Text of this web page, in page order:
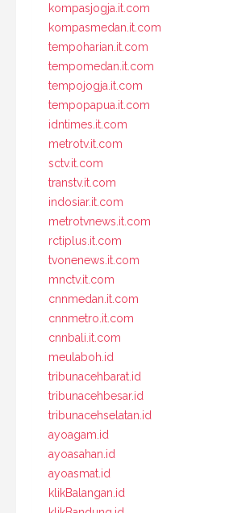
kompasjogja.it.com
kompasmedan.it.com
tempoharian.it.com
tempomedan.it.com
tempojogja.it.com
tempopapua.it.com
idntimes.it.com
metrotv.it.com
sctv.it.com
transtv.it.com
indosiar.it.com
metrotvnews.it.com
rctiplus.it.com
tvonenews.it.com
mnctv.it.com
cnnmedan.it.com
cnnmetro.it.com
cnnbali.it.com
meulaboh.id
tribunacehbarat.id
tribunacehbesar.id
tribunacehselatan.id
ayoagam.id
ayoasahan.id
ayoasmat.id
klikBalangan.id